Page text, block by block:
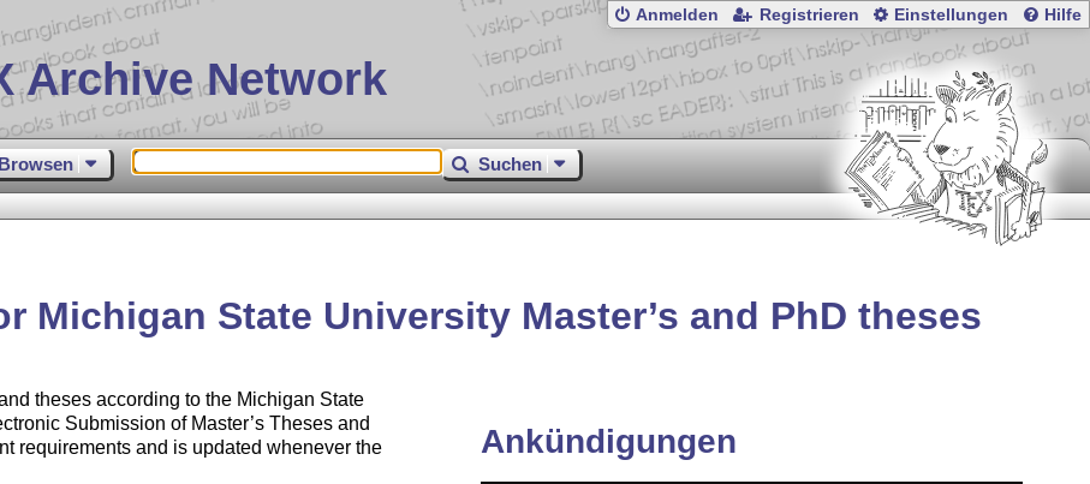
Archive Network
Anmelden Registrieren Einstellungen Hilfe
Browsen Suchen
Michigan State University Master’s and PhD theses
theses according to the Michigan State
Submission of Master’s Theses and
requirements and is updated whenever the
Ankündigungen